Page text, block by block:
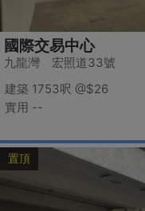
國際交易中心
九龍灣 宏照道33號
建築 1753呎 @$26
實用 --
置頂